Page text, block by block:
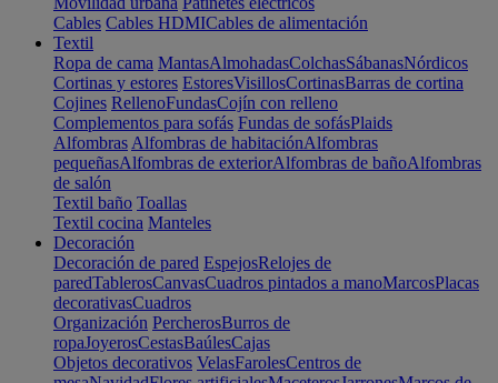
Cables Cables HDMICables de alimentación
Textil
Ropa de cama MantasAlmohadasColchasSábanasNórdicos
Cortinas y estores EstoresVisillosCortinasBarras de cortina
Cojines RellenoFundasCojín con relleno
Complementos para sofás Fundas de sofásPlaids
Alfombras Alfombras de habitaciónAlfombras
pequeñasAlfombras de exteriorAlfombras de bañoAlfombras
de salón
Textil baño Toallas
Textil cocina Manteles
Decoración
Decoración de pared EspejosRelojes de
paredTablerosCanvasCuadros pintados a manoMarcosPlacas
decorativasCuadros
Organización PercherosBurros de
ropaJoyerosCestasBaúlesCajas
Objetos decorativos VelasFarolesCentros de